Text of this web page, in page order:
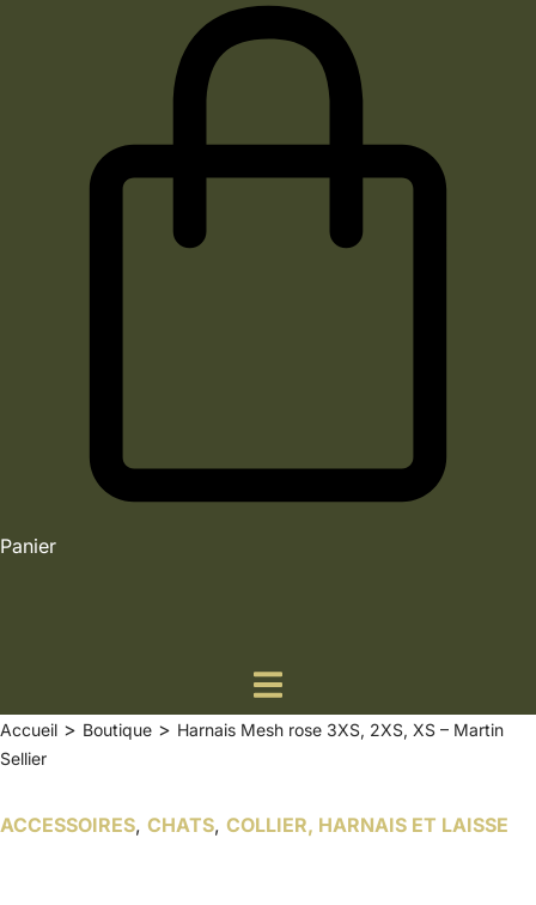
Panier
Accueil > Boutique > Harnais Mesh rose 3XS, 2XS, XS – Martin
Sellier
ACCESSOIRES, CHATS, COLLIER, HARNAIS ET LAISSE